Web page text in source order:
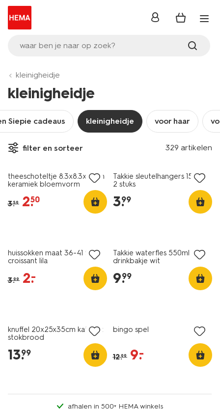
waar ben je naar op zoek?
inloggen
kleinigheidje
kleinigheidje
Siepie cadeaus kleinigheidje voor haar
filter en sorteer 329 artikelen
sale
theeschoteltje 8.3x8.3x1.5cm
keramiek bloemvorm
3.59 2.
50
Takkie sleutelhangers 15cm -
2 stuks
3.
99
huissokken maat 36-41 fluffy
croissant lila
3.99 2.
–
Takkie waterfles 550ml met
drinkbakje wit
9.
99
knuffel 20x25x35cm kat met
stokbrood
13.
99
bingo spel
12.99 9.
–
afhalen in 500+ HEMA winkels